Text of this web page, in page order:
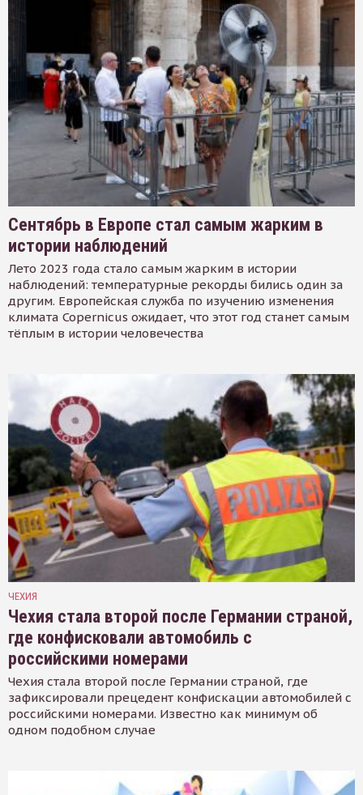
Сентябрь в Европе стал самым жарким в
истории наблюдений
Лето 2023 года стало самым жарким в истории
наблюдений: температурные рекорды бились один за
другим. Европейская служба по изучению изменения
климата Copernicus ожидает, что этот год станет самым
тёплым в истории человечества
ЧЕХИЯ
Чехия стала второй после Германии страной,
где конфисковали автомобиль с
российскими номерами
Чехия стала второй после Германии страной, где
зафиксировали прецедент конфискации автомобилей с
российскими номерами. Известно как минимум об
одном подобном случае